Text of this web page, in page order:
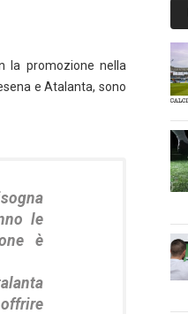
la promozione nella
e Atalanta, sono
le
è